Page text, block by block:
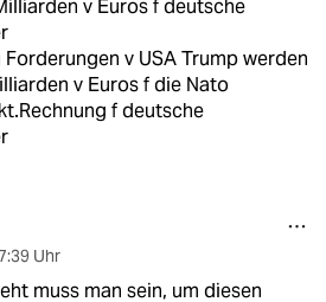
v Euros f deutsche
Forderungen v USA Trump werden
v Euros f die Nato
f deutsche
Uhr
muss man sein, um diesen